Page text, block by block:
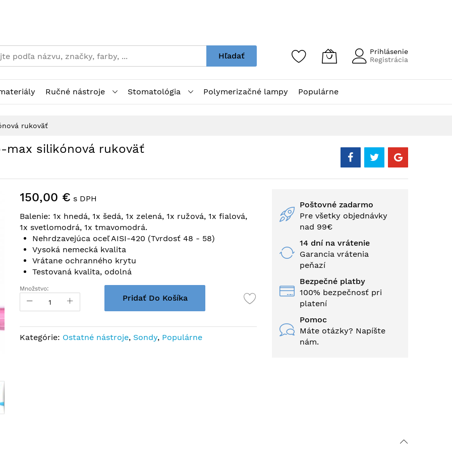
Hľadať
Prihlásenie
Registrácia
Ručné nástroje Stomatológia Polymerizačné lampy Populárne
rukoväť
max silikónová rukoväť
150,00 € s DPH
Balenie: 1x hnedá, 1x šedá, 1x zelená, 1x ružová, 1x fialová,
1x svetlomodrá, 1x tmavomodrá.
Nehrdzavejúca oceľ AISI-420 (Tvrdosť 48 - 58)
Vysoká nemecká kvalita
Vrátane ochranného krytu
Testovaná kvalita, odolná
Množstvo:
Pridať Do Košíka
Kategórie: Ostatné nástroje, Sondy, Populárne
Poštovné zadarmo
Pre všetky objednávky
nad 99€
14 dní na vrátenie
Garancia vrátenia
peňazí
Bezpečné platby
100% bezpečnosť pri
platení
Pomoc
Máte otázky? Napíšte
nám.